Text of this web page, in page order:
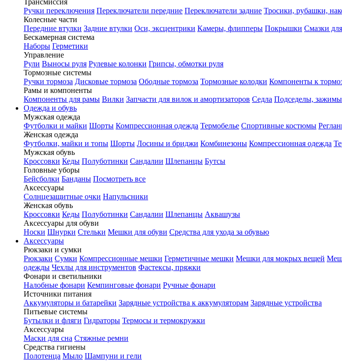
Трансмиссия
Ручки переключения Переключатели передние Переключатели задние Тросики, рубашки,
Колесные части
Передние втулки Задние втулки Оси, эксцентрики Камеры, флипперы Покрышки Смазки
Бескамерная система
Наборы Герметики
Управление
Рули Выносы руля Рулевые колонки Грипсы, обмотки руля
Тормозные системы
Ручки тормоза Дисковые тормоза Ободные тормоза Тормозные колодки Компоненты к
Рамы и компоненты
Компоненты для рамы Вилки Запчасти для вилок и амортизаторов Седла Подседелы, зажимы
Одежда и обувь
Мужская одежда
Футболки и майки Шорты Компрессионная одежда Термобелье Спортивные костюмы
Женская одежда
Футболки, майки и топы Шорты Лосины и бриджи Комбинезоны Компрессионная одежда
Мужская обувь
Кроссовки Кеды Полуботинки Сандалии Шлепанцы Бутсы
Головные уборы
Бейсболки Банданы Посмотреть все
Аксессуары
Солнцезащитные очки Напульсники
Женская обувь
Кроссовки Кеды Полуботинки Сандалии Шлепанцы Аквашузы
Аксессуары для обуви
Носки Шнурки Стельки Мешки для обуви Средства для ухода за обувью
Аксессуары
Рюкзаки и сумки
Рюкзаки Сумки Компрессионные мешки Герметичные мешки Мешки для мокрых вещей
одежды Чехлы для инструментов Фастексы, пряжки
Фонари и светильники
Налобные фонари Кемпинговые фонари Ручные фонари
Источники питания
Аккумуляторы и батарейки Зарядные устройства к аккумуляторам Зарядные устройства
Питьевые системы
Бутылки и фляги Гидраторы Термосы и термокружки
Аксессуары
Маски для сна Стяжные ремни
Средства гигиены
Полотенца Мыло Шампуни и гели